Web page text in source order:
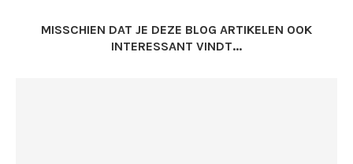
MISSCHIEN DAT JE DEZE BLOG ARTIKELEN OOK
INTERESSANT VINDT...